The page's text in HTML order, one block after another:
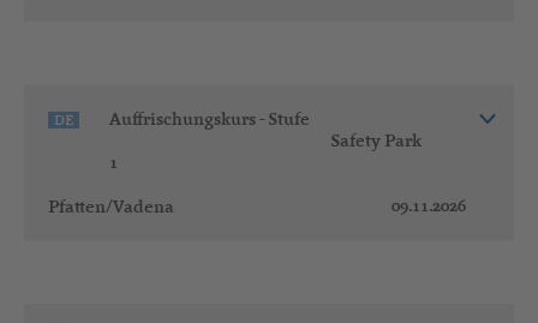
DE
Auffrischungskurs - Stufe
1
Safety Park
Pfatten/Vadena 09.11.2026